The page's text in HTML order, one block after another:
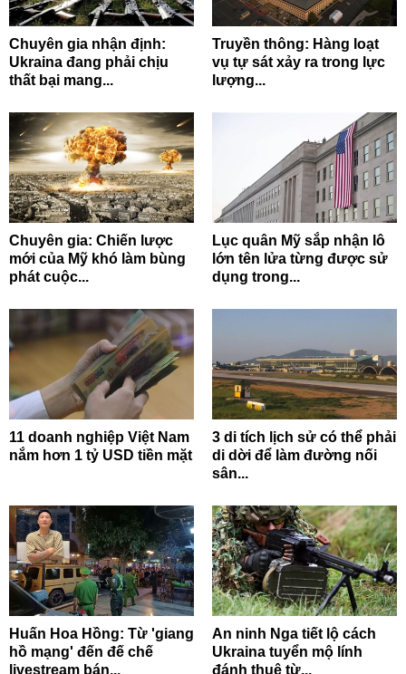
Chuyên gia nhận định:
Ukraina đang phải chịu
thất bại mang...
Truyền thông: Hàng loạt
vụ tự sát xảy ra trong lực
lượng...
Chuyên gia: Chiến lược
mới của Mỹ khó làm bùng
phát cuộc...
Lục quân Mỹ sắp nhận lô
lớn tên lửa từng được sử
dụng trong...
11 doanh nghiệp Việt Nam
nắm hơn 1 tỷ USD tiền mặt
3 di tích lịch sử có thể phải
di dời để làm đường nối
sân...
Huấn Hoa Hồng: Từ 'giang
hồ mạng' đến đế chế
livestream bán...
An ninh Nga tiết lộ cách
Ukraina tuyển mộ lính
đánh thuê từ...